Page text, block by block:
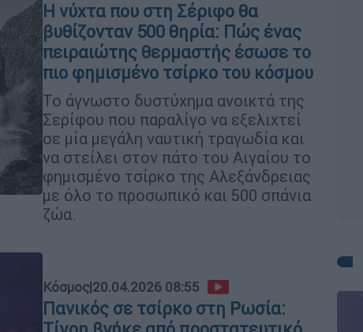
Η νύχτα που στη Σέριφο θα
βυθίζονταν 500 θηρία: Πώς ένας
πειραιώτης θερμαστής έσωσε το
πιο φημισμένο τσίρκο του κόσμου
Το άγνωστο δυστύχημα ανοικτά της
Σερίφου που παραλίγο να εξελιχτεί
σε μία μεγάλη ναυτική τραγωδία και
να στείλει στον πάτο του Αιγαίου το
φημισμένο τσίρκο της Αλεξάνδρειας
με όλο το προσωπικό και 500 σπάνια
ζώα.
Κόσμος|20.04.2026 08:55
Πανικός σε τσίρκο στη Ρωσία: